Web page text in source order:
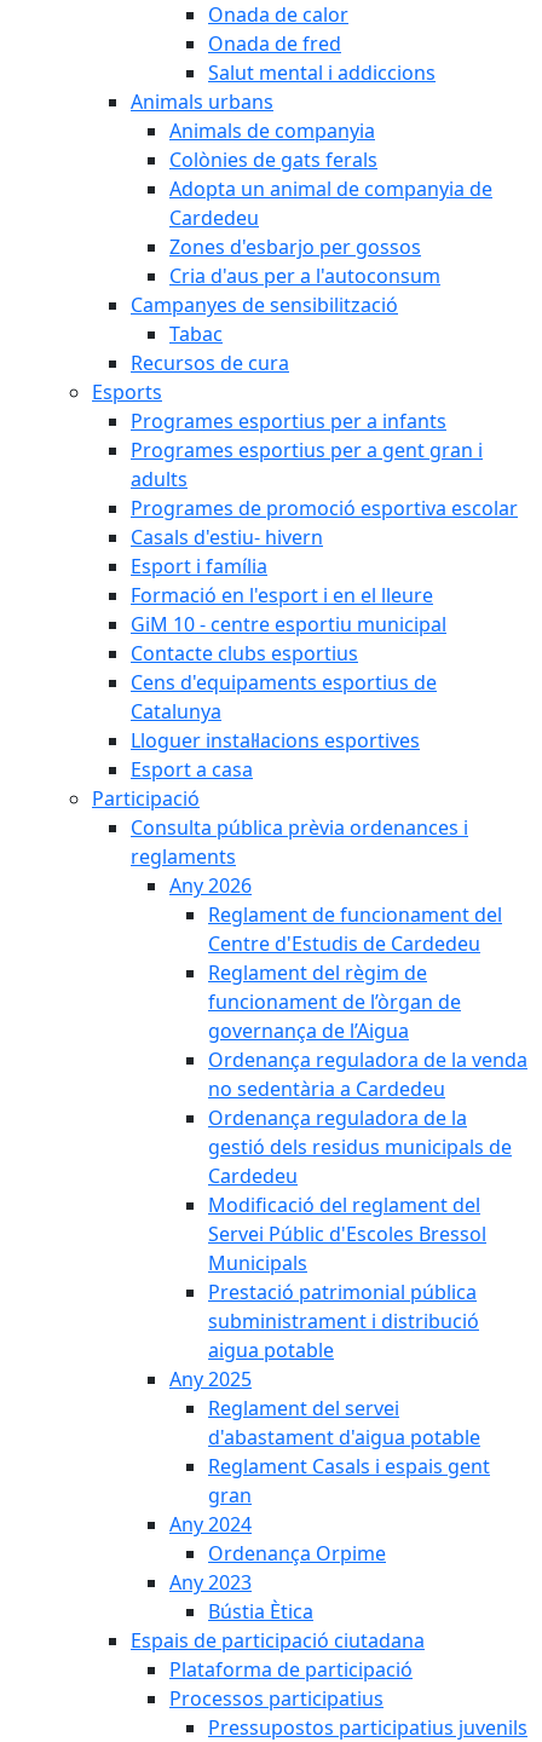
Onada de calor
Onada de fred
Salut mental i addiccions
Animals urbans
Animals de companyia
Colònies de gats ferals
Adopta un animal de companyia de
Cardedeu
Zones d'esbarjo per gossos
Cria d'aus per a l'autoconsum
Campanyes de sensibilització
Tabac
Recursos de cura
Esports
Programes esportius per a infants
Programes esportius per a gent gran i
adults
Programes de promoció esportiva escolar
Casals d'estiu- hivern
Esport i família
Formació en l'esport i en el lleure
GiM 10 - centre esportiu municipal
Contacte clubs esportius
Cens d'equipaments esportius de
Catalunya
Lloguer instal·lacions esportives
Esport a casa
Participació
Consulta pública prèvia ordenances i
reglaments
Any 2026
Reglament de funcionament del
Centre d'Estudis de Cardedeu
Reglament del règim de
funcionament de l’òrgan de
governança de l’Aigua
Ordenança reguladora de la venda
no sedentària a Cardedeu
Ordenança reguladora de la
gestió dels residus municipals de
Cardedeu
Modificació del reglament del
Servei Públic d'Escoles Bressol
Municipals
Prestació patrimonial pública
subministrament i distribució
aigua potable
Any 2025
Reglament del servei
d'abastament d'aigua potable
Reglament Casals i espais gent
gran
Any 2024
Ordenança Orpime
Any 2023
Bústia Ètica
Espais de participació ciutadana
Plataforma de participació
Processos participatius
Pressupostos participatius juvenils